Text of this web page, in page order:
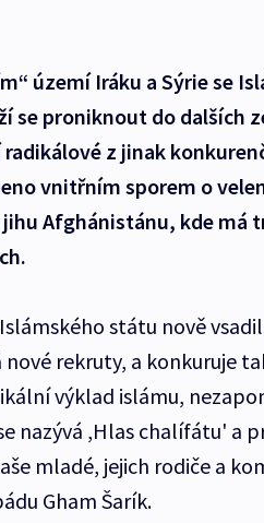
území Iráku a Sýrie se
se proniknout do dalších
z jinak
vnitřním sporem o
jihu Afghánistánu, kde má
státu nově
nové rekruty, a konkuruje
výklad islámu,
nazývá ,Hlas chalífátu' a
mladé, jejich rodiče a
Gham Šarík.